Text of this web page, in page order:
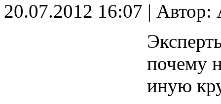
20.07.2012 16:07 | Автор:
почему
иную